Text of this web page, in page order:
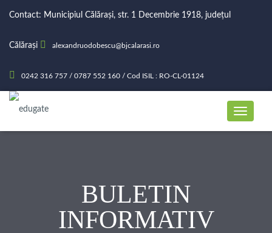
Contact: Municipiul Călărași, str. 1 Decembrie 1918, județul
Călărași alexandruodobescu@bjcalarasi.ro
0242 316 757 / 0787 552 160 / Cod ISIL : RO-CL-01124
BULETIN
INFORMATIV